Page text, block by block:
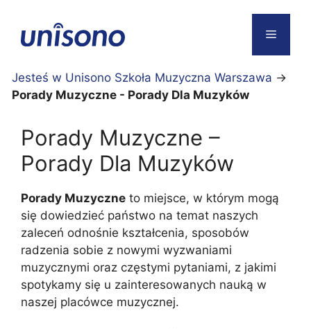
treści
Menu
Jesteś w Unisono Szkoła Muzyczna Warszawa →
Porady Muzyczne - Porady Dla Muzyków
Porady Muzyczne –
Porady Dla Muzyków
Porady Muzyczne to miejsce, w którym mogą
się dowiedzieć państwo na temat naszych
zaleceń odnośnie kształcenia, sposobów
radzenia sobie z nowymi wyzwaniami
muzycznymi oraz częstymi pytaniami, z jakimi
spotykamy się u zainteresowanych nauką w
naszej placówce muzycznej.